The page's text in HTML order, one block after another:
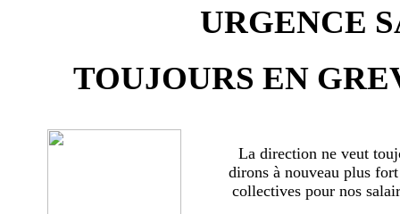
URGENCE
TOUJOURS EN
La direction ne veut
dirons à nouveau plus
collectives pour nos